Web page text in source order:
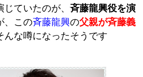
じていたのが、斉藤龍興役を演
、この斉藤龍興の父親が斉藤義
んな噂になったそうです